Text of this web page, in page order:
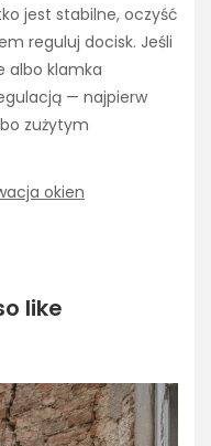
jest stabilne, oczyść
reguluj docisk. Jeśli
albo klamka
— najpierw
zużytym
okien
like